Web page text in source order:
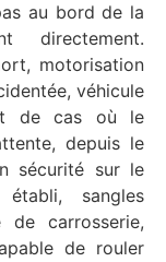
au bord de la
directement.
motorisation
véhicule
de cas où le
depuis le
sécurité sur le
sangles
carrosserie,
de rouler